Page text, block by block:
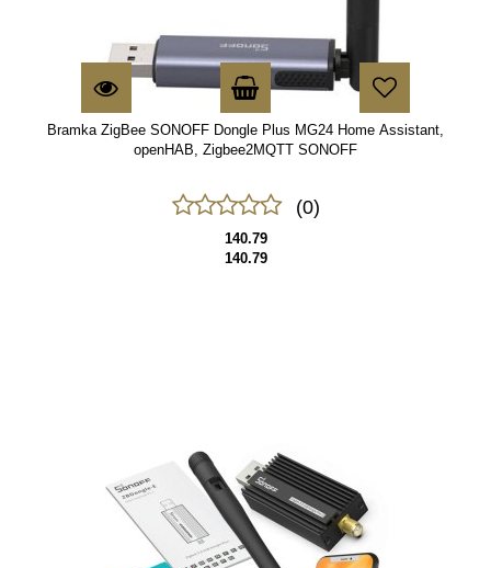
Bramka ZigBee SONOFF Dongle Plus MG24 Home Assistant,
openHAB, Zigbee2MQTT SONOFF
(0)
140.79
140.79